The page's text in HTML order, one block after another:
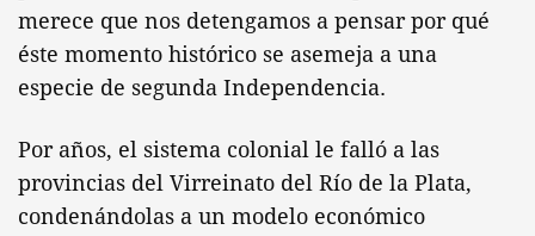
merece que nos detengamos a pensar por qué
éste momento histórico se asemeja a una
especie de segunda Independencia.
Por años, el sistema colonial le falló a las
provincias del Virreinato del Río de la Plata,
condenándolas a un modelo económico